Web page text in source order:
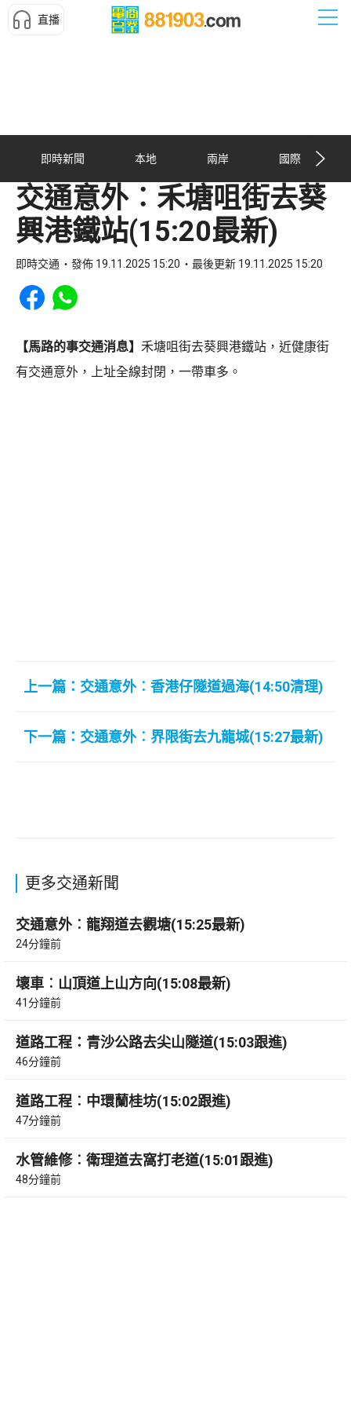
直播
即時新聞 本地 兩岸 國際
交通意外︰禾塘咀街去葵
興港鐵站(15:20最新)
即時交通 發佈 19.11.2025 15:20 最後更新 19.11.2025 15:20
Share to Facebook
Share to WhatsApp
【馬路的事交通消息】 禾塘咀街去葵興港鐵站，近健康街
有交通意外，上址全線封閉，一帶車多。
上一篇：交通意外︰香港仔隧道過海(14:50清理)
下一篇：交通意外︰界限街去九龍城(15:27最新)
更多交通新聞
交通意外︰龍翔道去觀塘(15:25最新)
24分鐘前
壞車︰山頂道上山方向(15:08最新)
41分鐘前
道路工程：青沙公路去尖山隧道(15:03跟進)
46分鐘前
道路工程︰中環蘭桂坊(15:02跟進)
47分鐘前
水管維修︰衛理道去窩打老道(15:01跟進)
48分鐘前